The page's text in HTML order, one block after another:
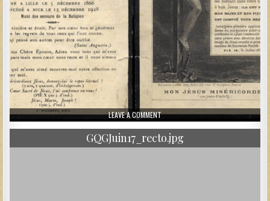
LEAVE A COMMENTON LÉON EDOUARD LOUIS HILST
GQGJuin17_recto.jpg